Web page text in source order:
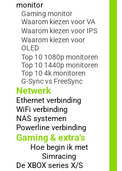
monitor
Gaming monitor
Waarom kiezen voor VA
Waarom kiezen voor IPS
Waarom kiezen voor
OLED
Top 10 1080p monitoren
Top 10 1440p monitoren
Top 10 4k monitoren
G-Sync vs FreeSync
Netwerk
Ethernet verbinding
WiFi verbinding
NAS systemen
Powerline verbinding
Gaming & extra's
Hoe begin ik met
Simracing
De XBOX series X/S